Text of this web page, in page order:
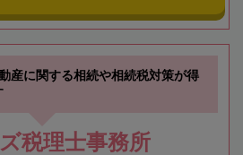
産に関する相続や相続税対策が得
税理士事務所